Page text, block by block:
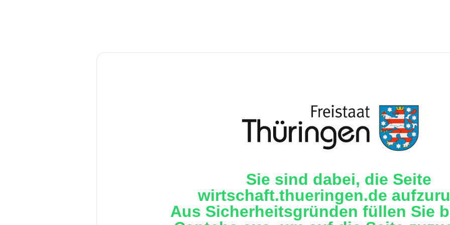
Sie sind dabei, die Seite
wirtschaft.thueringen.de
Aus Sicherheitsgründen füllen Sie